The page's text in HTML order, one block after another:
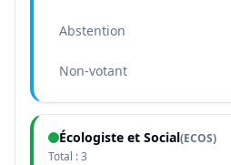
Abstention
Non-votant
Écologiste et Social(ECOS)
Total :3